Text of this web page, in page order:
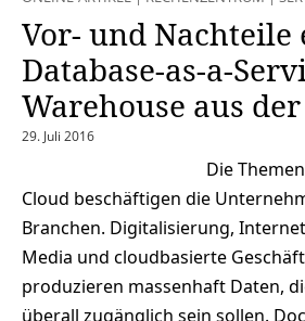
Vor- und Nachteile
Database-as-a-
Warehouse aus
29. Juli 2016
Die
Cloud beschäftigen die
Branchen. Digitalisierung,
Media und cloudbasierte
produzieren massenhaft Daten,
überall zugänglich sein sollen.